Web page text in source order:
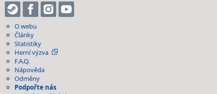
O webu
Články
Statistiky
Herní výzva
F.A.Q.
Nápověda
Odměny
Podpořte nás